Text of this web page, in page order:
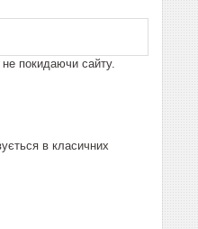
покидаючи сайту.
в класичних